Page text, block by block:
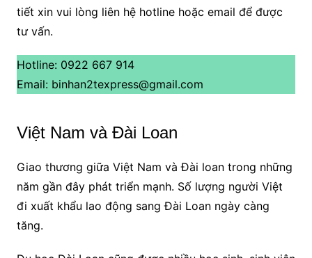
tiết xin vui lòng liên hệ hotline hoặc email để được
tư vấn.
Hotline: 0922 667 914
Email: binhan2texpress@gmail.com
Việt Nam và Đài Loan
Giao thương giữa Việt Nam và Đài loan trong những
năm gần đây phát triển mạnh. Số lượng người Việt
đi xuất khẩu lao động sang Đài Loan ngày càng
tăng.